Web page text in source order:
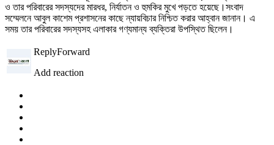
ও তার পরিবারের সদস্যদের মারধর, নির্যাতন ও হুমকির মুখে পড়তে হয়েছে।সংবাদ
সম্মেলনে আবুল কাশেম প্রশাসনের কাছে ন্যায়বিচার নিশ্চিত করার আহ্বান জানান। এ
সময় তার পরিবারের সদস্যসহ এলাকার গণ্যমান্য ব্যক্তিরা উপস্থিত ছিলেন।
ReplyForward
Add reaction